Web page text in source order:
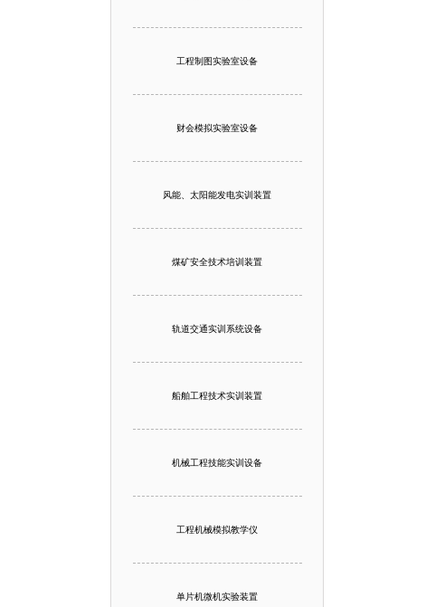
工程制图实验室设备
财会模拟实验室设备
风能、太阳能发电实训装置
煤矿安全技术培训装置
轨道交通实训系统设备
船舶工程技术实训装置
机械工程技能实训设备
工程机械模拟教学仪
单片机微机实验装置